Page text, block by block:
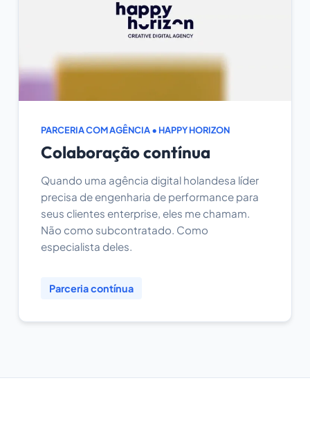
PARCERIA COM AGÊNCIA • HAPPY HORIZON
Colaboração contínua
Quando uma agência digital holandesa líder
precisa de engenharia de performance para
seus clientes enterprise, eles me chamam.
Não como subcontratado. Como
especialista deles.
Parceria contínua